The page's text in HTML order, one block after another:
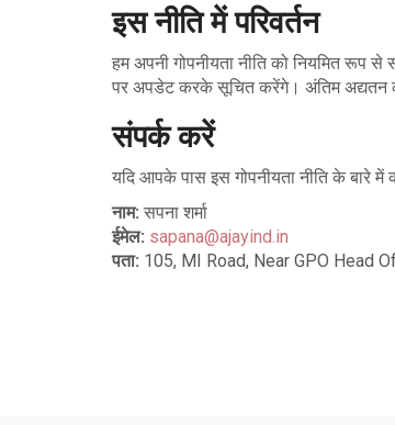
इस नीति में परिवर्तन
हम अपनी गोपनीयता नीति को नियमित रूप
पर अपडेट करके सूचित करेंगे। अंतिम अद्यतन
संपर्क करें
यदि आपके पास इस गोपनीयता नीति के बारे में
नाम: सपना शर्मा
ईमेल: sapana@ajayind.in
पता: 105, MI Road, Near GPO Head